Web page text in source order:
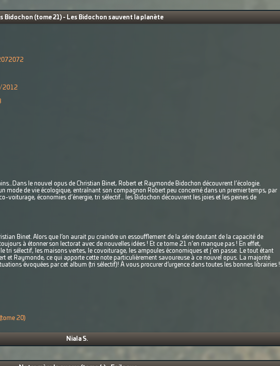
Bidochon (tome 21) - Les Bidochon sauvent la planète
2012
le nouvel opus de Christian Binet, Robert et Raymonde Bidochon découvrent l’écologie.
mode de vie écologique, entraînant son compagnon Robert peu concerné dans un premier temps, par
voiturage, économies d’énergie, tri sélectif… les Bidochon découvrent les joies et les peines de
Binet. Alors que l’on aurait pu craindre un essoufflement de la série doutant de la capacité de
à étonner son lectorat avec de nouvelles idées ! Et ce tome 21 n’en manque pas ! En effet,
tri sélectif, les maisons vertes, le covoiturage, les ampoules économiques et j’en passe. Le tout étant
et Raymonde, ce qui apporte cette note particulièrement savoureuse à ce nouvel opus. La majorité
évoquées par cet album (tri sélectif)! À vous procurer d’urgence dans toutes les bonnes librairies !
20)
Niala S.